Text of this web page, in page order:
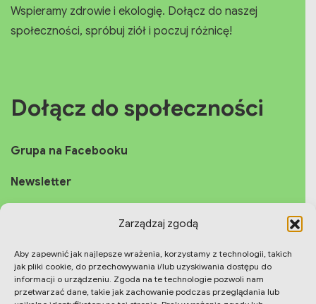
Zarządzaj zgodą
Aby zapewnić jak najlepsze wrażenia, korzystamy z technologii, takich
jak pliki cookie, do przechowywania i/lub uzyskiwania dostępu do
informacji o urządzeniu. Zgoda na te technologie pozwoli nam
przetwarzać dane, takie jak zachowanie podczas przeglądania lub
Wspieramy zdrowie i ekologię. Dołącz do naszej
społeczności, spróbuj ziół i poczuj różnicę!
Dołącz do społeczności
Grupa na Facebooku
Newsletter
YouTube